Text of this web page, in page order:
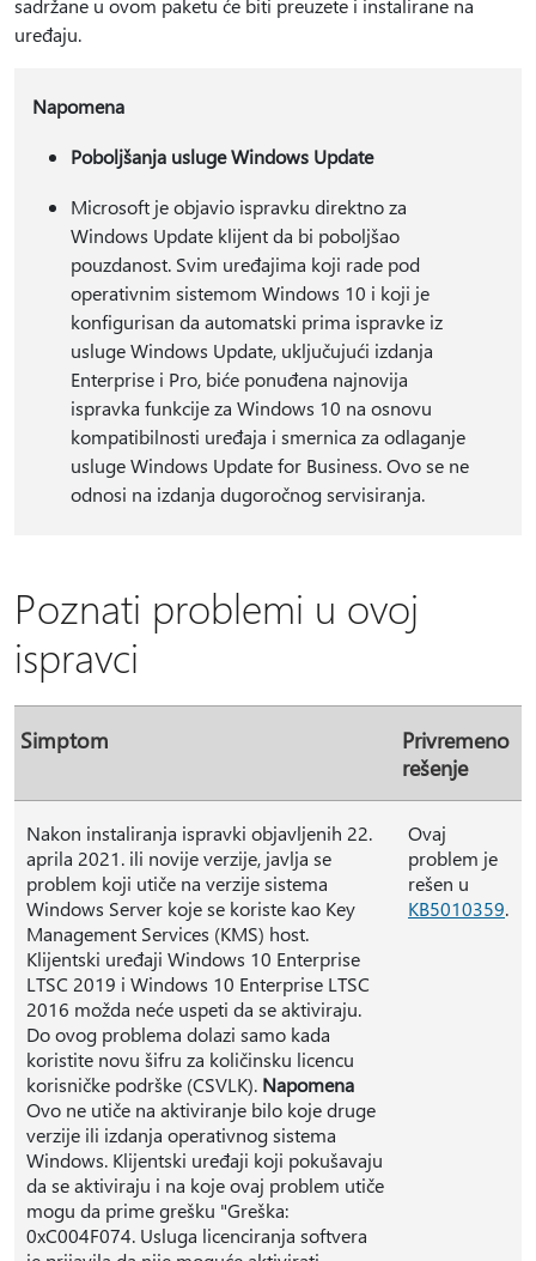
sadržane u ovom paketu će biti preuzete i instalirane na
uređaju.
Napomena
Poboljšanja usluge Windows Update
Microsoft je objavio ispravku direktno za
Windows Update klijent da bi poboljšao
pouzdanost. Svim uređajima koji rade pod
operativnim sistemom Windows 10 i koji je
konfigurisan da automatski prima ispravke iz
usluge Windows Update, uključujući izdanja
Enterprise i Pro, biće ponuđena najnovija
ispravka funkcije za Windows 10 na osnovu
kompatibilnosti uređaja i smernica za odlaganje
usluge Windows Update for Business. Ovo se ne
odnosi na izdanja dugoročnog servisiranja.
Poznati problemi u ovoj
ispravci
Simptom
Privremeno
rešenje
Nakon instaliranja ispravki objavljenih 22.
aprila 2021. ili novije verzije, javlja se
problem koji utiče na verzije sistema
Windows Server koje se koriste kao Key
Management Services (KMS) host.
Klijentski uređaji Windows 10 Enterprise
LTSC 2019 i Windows 10 Enterprise LTSC
2016 možda neće uspeti da se aktiviraju.
Do ovog problema dolazi samo kada
koristite novu šifru za količinsku licencu
korisničke podrške (CSVLK). Napomena
Ovo ne utiče na aktiviranje bilo koje druge
verzije ili izdanja operativnog sistema
Windows. Klijentski uređaji koji pokušavaju
da se aktiviraju i na koje ovaj problem utiče
mogu da prime grešku "Greška:
0xC004F074. Usluga licenciranja softvera
Ovaj
problem je
rešen u
KB5010359.